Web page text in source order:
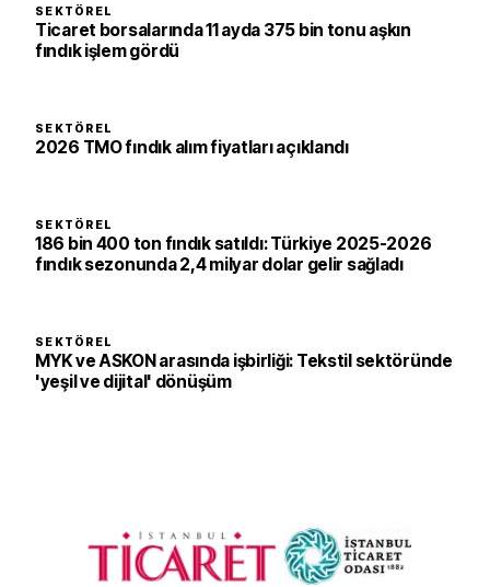
SEKTÖREL
Ticaret borsalarında 11 ayda 375 bin tonu aşkın
fındık işlem gördü
SEKTÖREL
2026 TMO fındık alım fiyatları açıklandı
SEKTÖREL
186 bin 400 ton fındık satıldı: Türkiye 2025-2026
fındık sezonunda 2,4 milyar dolar gelir sağladı
SEKTÖREL
MYK ve ASKON arasında işbirliği: Tekstil sektöründe
'yeşil ve dijital' dönüşüm